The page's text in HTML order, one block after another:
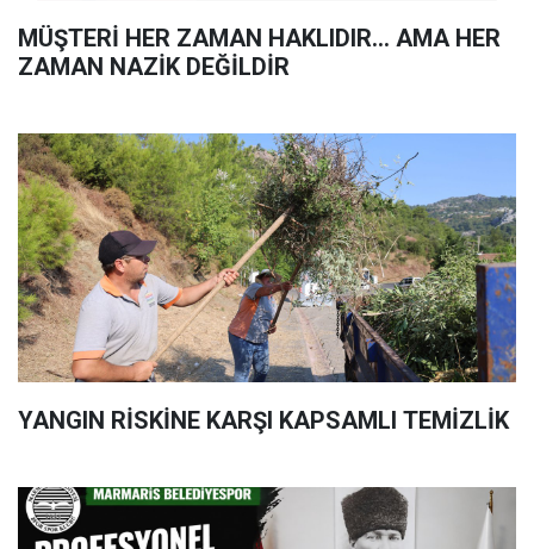
MÜŞTERİ HER ZAMAN HAKLIDIR… AMA HER
ZAMAN NAZİK DEĞİLDİR
YANGIN RİSKİNE KARŞI KAPSAMLI TEMİZLİK